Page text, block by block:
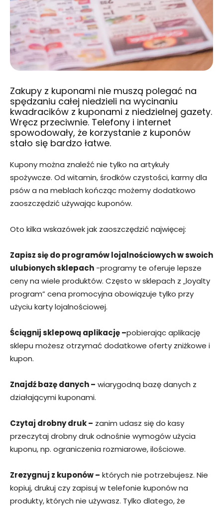
Zakupy z kuponami nie muszą polegać na
spędzaniu całej niedzieli na wycinaniu
kwadracików z kuponami z niedzielnej gazety.
Wręcz przeciwnie. Telefony i internet
spowodowały, że korzystanie z kuponów
stało się bardzo łatwe.
Kupony można znaleźć nie tylko na artykuły
spożywcze. Od witamin, środków czystości, karmy dla
psów a na meblach kończąc możemy dodatkowo
zaoszczędzić używając kuponów.
Oto kilka wskazówek jak zaoszczędzić najwięcej:
Zapisz się do programów lojalnościowych w swoich
ulubionych sklepach -programy te oferuje lepsze
ceny na wiele produktów. Często w sklepach z „loyalty
program” cena promocyjna obowiązuje tylko przy
użyciu karty lojalnościowej.
Ściągnij sklepową aplikację –pobierając aplikację
sklepu możesz otrzymać dodatkowe oferty zniżkowe i
kupon.
Znajdź bazę danych – wiarygodną bazę danych z
działającymi kuponami.
Czytaj drobny druk – zanim udasz się do kasy
przeczytaj drobny druk odnośnie wymogów użycia
kuponu, np. ograniczenia rozmiarowe, ilościowe.
Zrezygnuj z kuponów – których nie potrzebujesz. Nie
kopiuj, drukuj czy zapisuj w telefonie kuponów na
produkty, których nie używasz. Tylko dlatego, że